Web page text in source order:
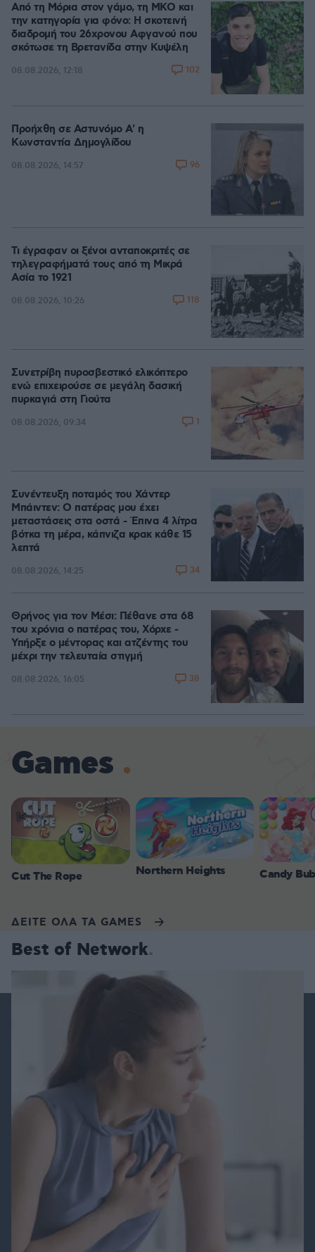
Από τη Μόρια στον γάμο, τη ΜΚΟ και
την κατηγορία για φόνο: Η σκοτεινή
διαδρομή του 26χρονου Αφγανού που
σκότωσε τη Βρετανίδα στην Κυψέλη
08.08.2026, 12:18 102
Προήχθη σε Αστυνόμο Α' η
Κωνσταντία Δημογλίδου
08.08.2026, 14:57 96
Τι έγραφαν οι ξένοι ανταποκριτές σε
τηλεγραφήματά τους από τη Μικρά
Ασία το 1921
08.08.2026, 10:26 118
Συνετρίβη πυροσβεστικό ελικόπτερο
ενώ επιχειρούσε σε μεγάλη δασική
πυρκαγιά στη Γιούτα
08.08.2026, 09:34 1
Συνέντευξη ποταμός του Χάντερ
Μπάιντεν: Ο πατέρας μου έχει
μεταστάσεις στα οστά - Έπινα 4 λίτρα
βότκα τη μέρα, κάπνιζα κρακ κάθε 15
λεπτά
08.08.2026, 14:25 34
Θρήνος για τον Μέσι: Πέθανε στα 68
του χρόνια ο πατέρας του, Χόρχε -
Υπήρξε ο μέντορας και ατζέντης του
μέχρι την τελευταία στιγμή
08.08.2026, 16:05 38
Games
Cut The Rope Northern Heights Candy
ΔΕΙΤΕ ΟΛΑ ΤΑ GAMES
Best of Network